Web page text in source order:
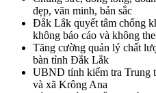
đẹp, văn minh, bản sắc
Đắk Lắk quyết tâm chống
không báo cáo và không
Tăng cường quản lý chất
bàn tỉnh Đắk Lắk
UBND tỉnh kiểm tra Trung
và xã Krông Ana